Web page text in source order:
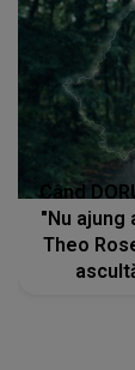
Când
"Nu ajung
Theo